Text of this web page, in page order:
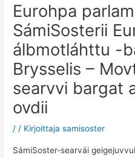
Eurohpa
SámiSosterii
álbmotláhttu -
Brysselis –
searvvi bargat
ovdii
// Kirjoittajasamisoster
SámiSoster-searvái